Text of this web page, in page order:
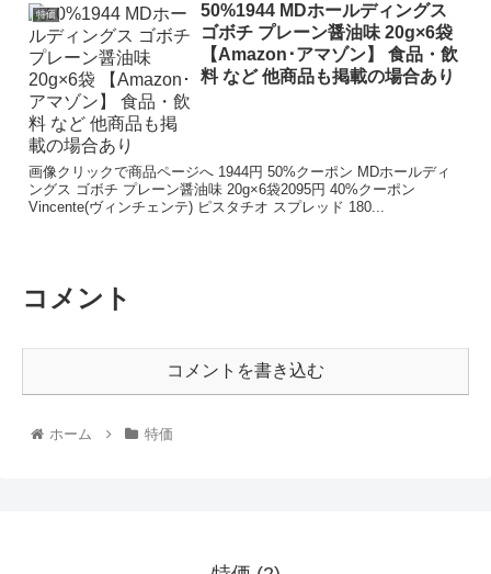
特価
50%1944 MDホールディングス
ゴボチ プレーン醤油味 20g×6袋
【Amazon･アマゾン】 食品・飲
料 など 他商品も掲載の場合あり
画像クリックで商品ページへ 1944円 50%クーポン MDホールディ
ングス ゴボチ プレーン醤油味 20g×6袋2095円 40%クーポン
Vincente(ヴィンチェンテ) ピスタチオ スプレッド 180...
コメント
コメントを書き込む
ホーム 特価